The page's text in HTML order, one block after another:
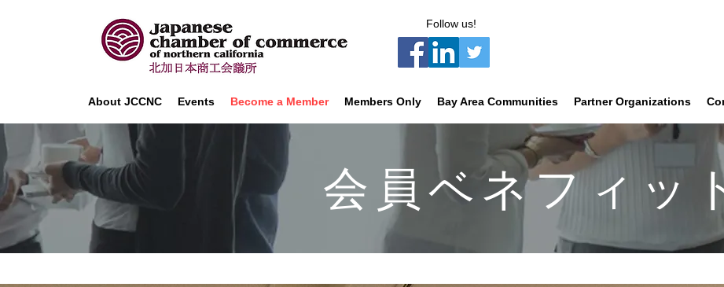
Follow us!
About JCCNC Events Become a Member Members Only Bay Area Communities Partner Organizations
会員ベネフィッ